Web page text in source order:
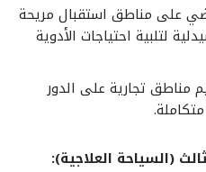
على مناطق استقبال مريحة
لتلبية احتياجات الأدوية
مناطق تجارية على الدور
(السياحة العلاجية):